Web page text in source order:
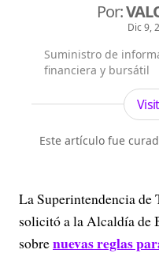
Por:
Dic 9,
Suministro de
financiera y bursátil
Este artículo fue
La Superintendencia de
solicitó a la Alcaldía de
sobrenuevas reglas